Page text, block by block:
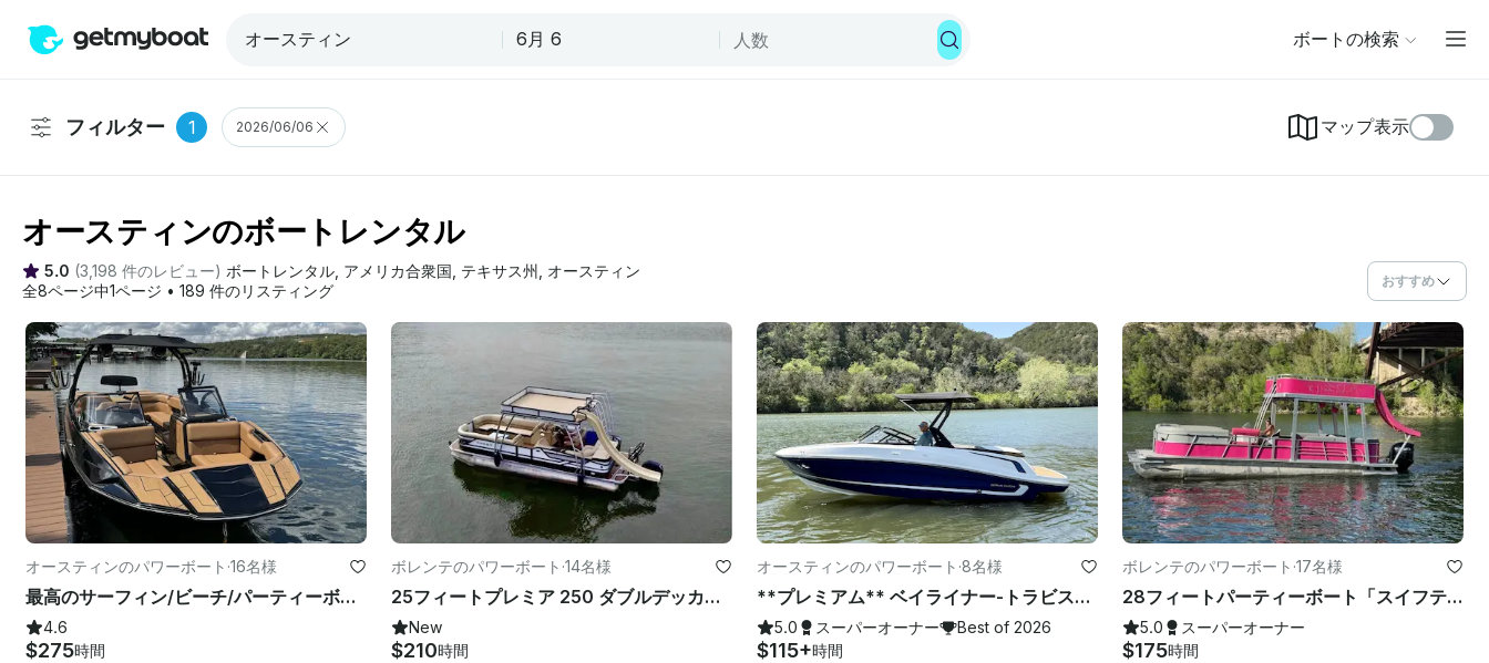
ボートの検索
フィルター 1 2026/06/06 マップ表示
オースティンのボートレンタル
5.0 (3,198 件のレビュー) ボートレンタル アメリカ合衆国 テキサス州 オースティン
全8ページ中1ページ • 189 件のリスティング
おすすめ
オースティンのパワーボート ·16名様
最高のサーフィン/ビーチ/パーティーボート：オースティン湖の26フィートムーンバタイコン
4.6
$275時間
ボレンテのパワーボート ·14名様
25フィートプレミア 250 ダブルデッカーポンツーンスライド付き、レイクトラビス、キャプテン付属
New
$210時間
オースティンのパワーボート ·8名様
**プレミアム** ベイライナー-トラビス湖またはオースティン湖（2/2）
5.0 スーパーオーナー Best of 2026
$115+時間
ボレンテのパワーボート ·17名様
28フィートパーティーボート「スイフティ」*トラビス湖のみ*
5.0 スーパーオーナー
$175時間